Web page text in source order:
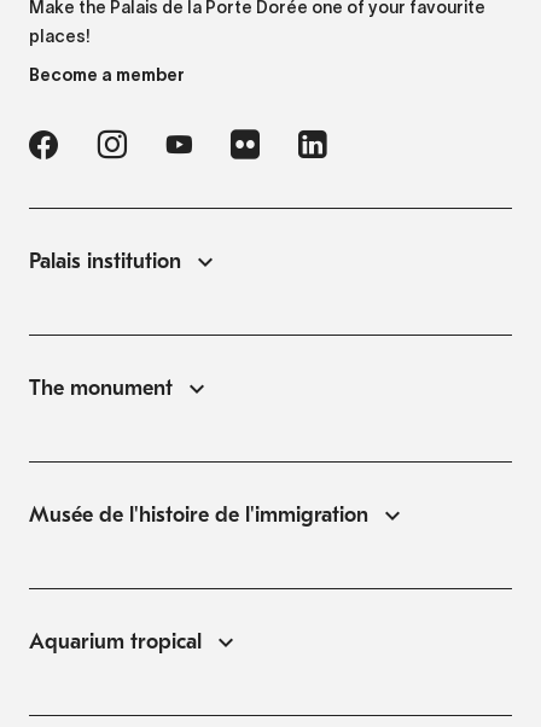
Make the Palais de la Porte Dorée one of your favourite
places!
Become a member
Palais institution
The monument
Musée de l'histoire de l'immigration
Aquarium tropical